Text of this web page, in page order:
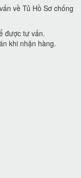
về Tủ Hồ Sơ chống
được tư vấn.
khi nhận hàng.